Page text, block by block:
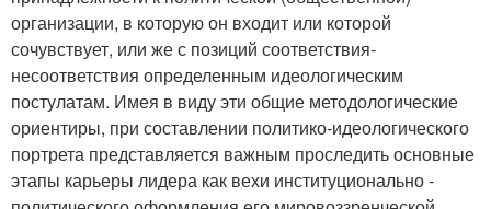
организации, в которую он входит или которой
сочувствует, или же с позиций соответствия-
несоответствия определенным идеологическим
постулатам. Имея в виду эти общие методологические
ориентиры, при составлении политико-идеологического
портрета представляется важным проследить основные
этапы карьеры лидера как вехи институционально -